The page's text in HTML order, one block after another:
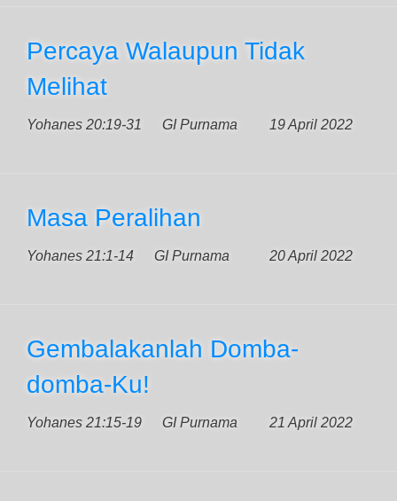
Percaya Walaupun Tidak
Melihat
Yohanes 20:19-31 19 April 2022
GI Purnama
Masa Peralihan
Yohanes 21:1-14 20 April 2022
GI Purnama
Gembalakanlah Domba-
domba-Ku!
Yohanes 21:15-19 21 April 2022
GI Purnama